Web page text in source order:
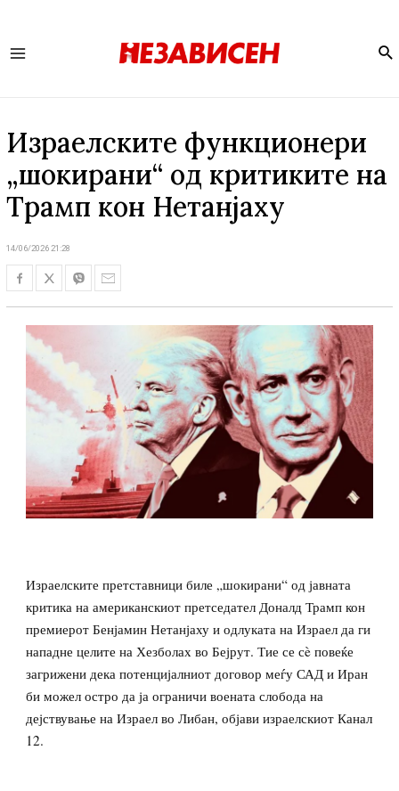
Израелските функционери
„шокирани“ од критиките на
Трамп кон Нетанјаху
14/06/2026 21:28
Израелските претставници биле „шокирани“ од јавната
критика на американскиот претседател Доналд Трамп кон
премиерот Бенјамин Нетанјаху и одлуката на Израел да ги
нападне целите на Хезболах во Бејрут. Тие се сè повеќе
загрижени дека потенцијалниот договор меѓу САД и Иран
би можел остро да ја ограничи воената слобода на
дејствување на Израел во Либан, објави израелскиот Канал
12.